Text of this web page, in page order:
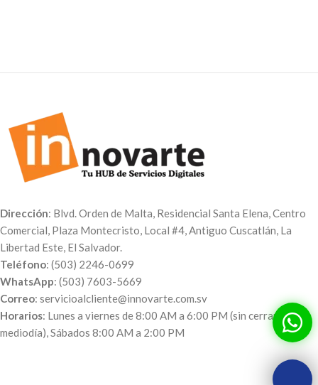
Dirección: Blvd. Orden de Malta, Residencial Santa Elena, Centro
Comercial, Plaza Montecristo, Local #4, Antiguo Cuscatlán, La
Libertad Este, El Salvador.
Teléfono: (503) 2246-0699
WhatsApp: (503) 7603-5669
Correo: servicioalcliente@innovarte.com.sv
Horarios: Lunes a viernes de 8:00 AM a 6:00 PM (sin cerrar al
mediodía), Sábados 8:00 AM a 2:00 PM